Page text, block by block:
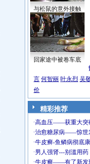
与松鼠的意外接触
回家途中被卷车底
言 何智丽 叶永烈 吴
价
精彩推荐